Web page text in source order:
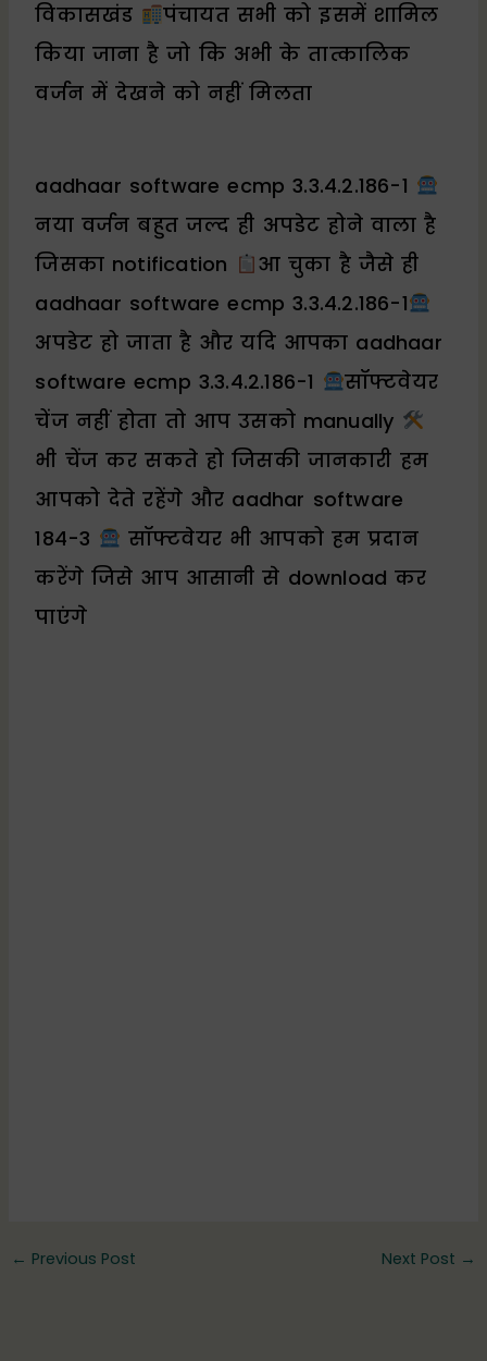
विकासखंड
पंचायत सभी को इसमें शामिल
किया जाना है जो कि अभी के तात्कालिक
वर्जन में देखने को नहीं मिलता
aadhaar software ecmp 3.3.4.2.186-1
नया वर्जन बहुत जल्द ही अपडेट होने वाला है
जिसका notification
आ चुका है जैसे ही
aadhaar software ecmp 3.3.4.2.186-1
अपडेट हो जाता है और यदि आपका aadhaar
software ecmp 3.3.4.2.186-1
सॉफ्टवेयर
चेंज नहीं होता तो आप उसको manually
भी चेंज कर सकते हो जिसकी जानकारी हम
आपको देते रहेंगे और aadhar software
184-3
सॉफ्टवेयर भी आपको हम प्रदान
करेंगे जिसे आप आसानी से download कर
पाएंगे
← Previous Post Next Post →